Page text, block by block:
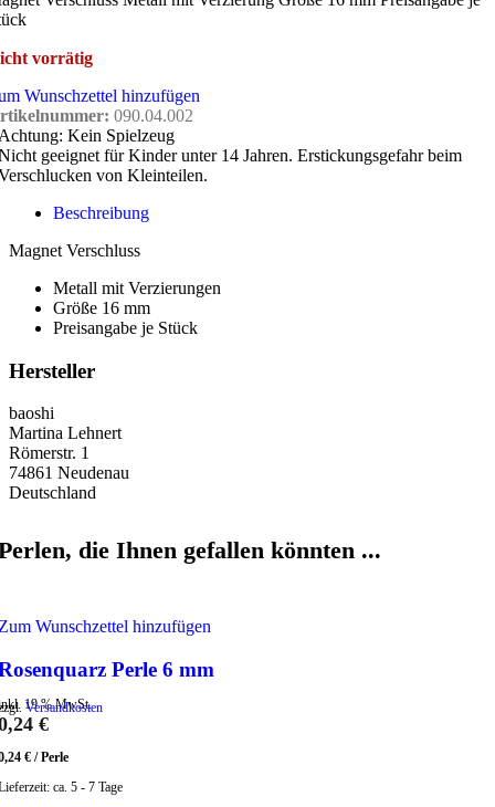
vorrätig
Wunschzettel hinzufügen
090.04.002
Kein Spielzeug
geeignet für Kinder unter 14 Jahren. Erstickungsgefahr beim
von Kleinteilen.
Beschreibung
Magnet Verschluss
Metall mit Verzierungen
Größe 16 mm
Preisangabe je Stück
Hersteller
baoshi
Martina Lehnert
Römerstr. 1
74861 Neudenau
Deutschland
die Ihnen gefallen könnten ...
Wunschzettel hinzufügen
Perle 6 mm
19 % MwSt.
Versandkosten
€
€ /Perle
ca. 5 - 7 Tage